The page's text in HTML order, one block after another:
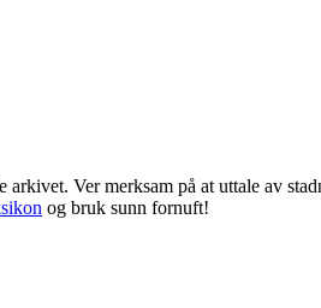
Ver merksam på at uttale av
og bruk sunn fornuft!